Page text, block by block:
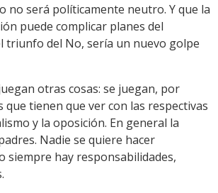
no será políticamente neutro. Y que la
puede complicar planes del
triunfo del No, sería un nuevo golpe
otras cosas: se juegan, por
que tienen que ver con las respectivas
y la oposición. En general la
Nadie se quiere hacer
siempre hay responsabilidades,